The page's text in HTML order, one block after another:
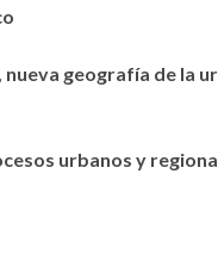
geografía de la
urbanos y